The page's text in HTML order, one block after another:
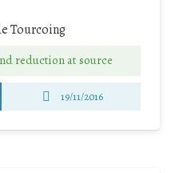
Tourcoing
reduction at source
19/11/2016